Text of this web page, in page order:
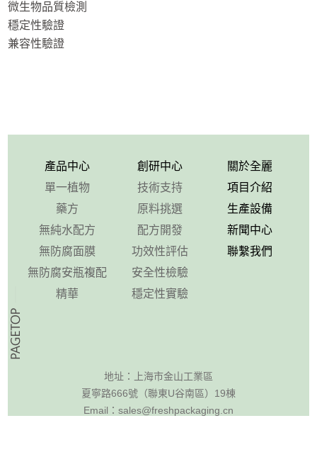
微生物品質檢測
穩定性驗證
兼容性驗證
產品中心
單一植物
藥方
無純水配方
無防腐面膜
無防腐安瓶複配
精華
創研中心
技術支持
原料挑選
配方開發
功效性評估
安全性檢驗
穩定性實驗
關於全麗
項目介紹
生產設備
新聞中心
聯繫我們
地址：
上海市金山工業區
夏寧路666號（聯東U谷南區）19棟
Email： sales@freshpackaging.cn